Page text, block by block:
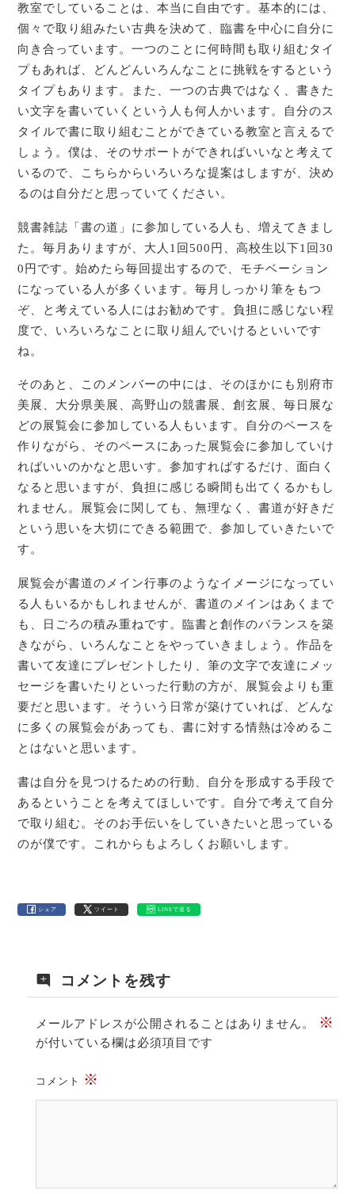
教室でしていることは、本当に自由です。基本的には、
個々で取り組みたい古典を決めて、臨書を中心に自分に
向き合っています。一つのことに何時間も取り組むタイ
プもあれば、どんどんいろんなことに挑戦をするという
タイプもあります。また、一つの古典ではなく、書きた
い文字を書いていくという人も何人かいます。自分のス
タイルで書に取り組むことができている教室と言えるで
しょう。僕は、そのサポートができればいいなと考えて
いるので、こちらからいろいろな提案はしますが、決め
るのは自分だと思っていてください。
競書雑誌「書の道」に参加している人も、増えてきまし
た。毎月ありますが、大人1回500円、高校生以下1回30
0円です。始めたら毎回提出するので、モチベーション
になっている人が多くいます。毎月しっかり筆をもつ
ぞ、と考えている人にはお勧めです。負担に感じない程
度で、いろいろなことに取り組んでいけるといいです
ね。
そのあと、このメンバーの中には、そのほかにも別府市
美展、大分県美展、高野山の競書展、創玄展、毎日展な
どの展覧会に参加している人もいます。自分のペースを
作りながら、そのペースにあった展覧会に参加していけ
ればいいのかなと思いす。参加すればするだけ、面白く
なると思いますが、負担に感じる瞬間も出てくるかもし
れません。展覧会に関しても、無理なく、書道が好きだ
という思いを大切にできる範囲で、参加していきたいで
す。
展覧会が書道のメイン行事のようなイメージになってい
る人もいるかもしれませんが、書道のメインはあくまで
も、日ごろの積み重ねです。臨書と創作のバランスを築
きながら、いろんなことをやっていきましょう。作品を
書いて友達にプレゼントしたり、筆の文字で友達にメッ
セージを書いたりといった行動の方が、展覧会よりも重
要だと思います。そういう日常が築けていれば、どんな
に多くの展覧会があっても、書に対する情熱は冷めるこ
とはないと思います。
書は自分を見つけるための行動、自分を形成する手段で
あるということを考えてほしいです。自分で考えて自分
で取り組む。そのお手伝いをしていきたいと思っている
のが僕です。これからもよろしくお願いします。
シェア ツイート LINEで送る
コメントを残す
メールアドレスが公開されることはありません。 ※
が付いている欄は必須項目です
コメント ※